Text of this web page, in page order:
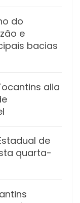
do
e
bacias
alia
de
quarta-